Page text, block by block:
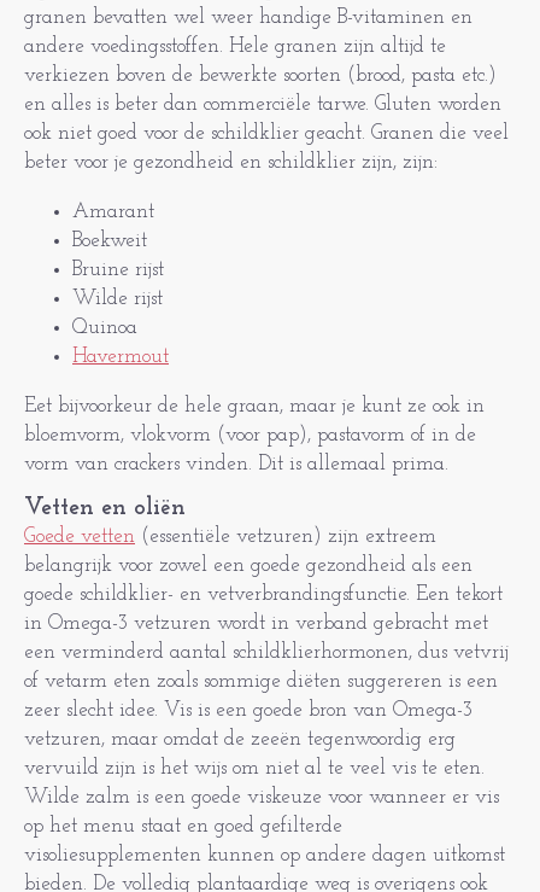
granen bevatten wel weer handige B-vitaminen en
andere voedingsstoffen. Hele granen zijn altijd te
verkiezen boven de bewerkte soorten (brood, pasta etc.)
en alles is beter dan commerciële tarwe. Gluten worden
ook niet goed voor de schildklier geacht. Granen die veel
beter voor je gezondheid en schildklier zijn, zijn:
Amarant
Boekweit
Bruine rijst
Wilde rijst
Quinoa
Havermout
Eet bijvoorkeur de hele graan, maar je kunt ze ook in
bloemvorm, vlokvorm (voor pap), pastavorm of in de
vorm van crackers vinden. Dit is allemaal prima.
Vetten en oliën
Goede vetten (essentiële vetzuren) zijn extreem
belangrijk voor zowel een goede gezondheid als een
goede schildklier- en vetverbrandingsfunctie. Een tekort
in Omega-3 vetzuren wordt in verband gebracht met
een verminderd aantal schildklierhormonen, dus vetvrij
of vetarm eten zoals sommige diëten suggereren is een
zeer slecht idee. Vis is een goede bron van Omega-3
vetzuren, maar omdat de zeeën tegenwoordig erg
vervuild zijn is het wijs om niet al te veel vis te eten.
Wilde zalm is een goede viskeuze voor wanneer er vis
op het menu staat en goed gefilterde
visoliesupplementen kunnen op andere dagen uitkomst
bieden. De volledig plantaardige weg is overigens ook